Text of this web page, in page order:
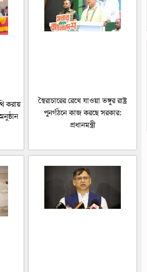
করায়
স্বৈরাচারের রেখে যাওয়া ভঙ্গুর রাষ্ট্র
পুনর্গঠনে কাজ করছে সরকার:
প্রধানমন্ত্রী